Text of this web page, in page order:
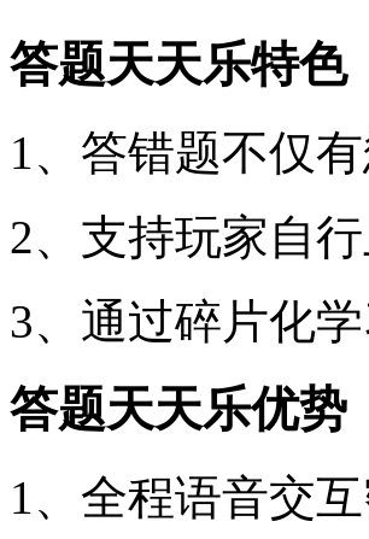
答题天天乐特色
1、答错题不仅
2、支持玩家自
3、通过碎片化
答题天天乐优势
1、全程语音交